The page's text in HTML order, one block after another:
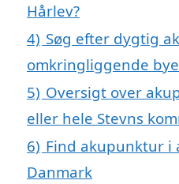
Hårlev?
4) Søg efter dygtig
omkringliggende
5) Oversigt over
eller hele Stevns
6) Find akupunktur i
Danmark